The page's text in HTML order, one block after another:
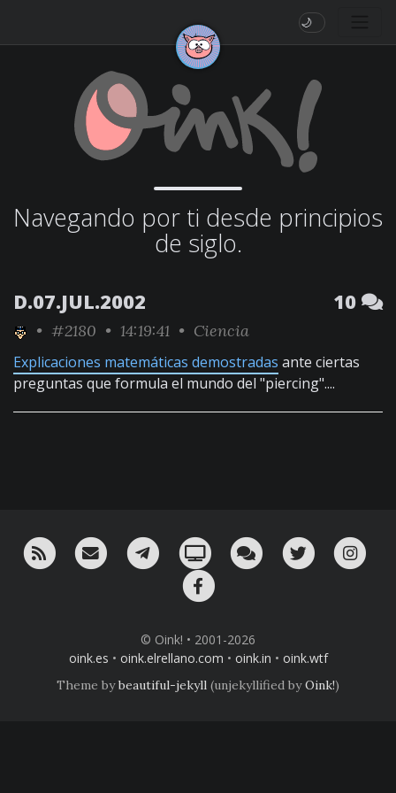
🌙
Navegando por ti desde principios
de siglo.
D.07.JUL.2002 10
• #2180 • 14:19:41 • Ciencia
Explicaciones matemáticas demostradas ante ciertas
preguntas que formula el mundo del "piercing"....
RSS ¡Mándame un email!¡Nuestro canal en Telegram!
Oink! TV Charla con nosotros
Twitter
© Oink! • 2001-2026
oink.es • oink.elrellano.com • oink.in • oink.wtf
Theme bybeautiful-jekyll (unjekyllified byOink!)